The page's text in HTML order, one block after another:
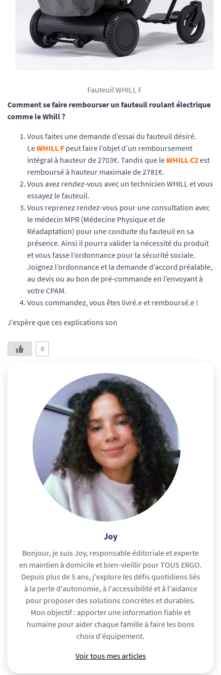
Fauteuil WHILL F
Comment se faire rembourser un fauteuil roulant électrique
comme le Whill ?
Vous faites une demande d’essai du fauteuil désiré.
LeWHILL F peut faire l’objet d’un remboursement
intégral à hauteur de 2703€. Tandis que leWHILL C2est
remboursé à hauteur maximale de 2781€.
Vous avez rendez-vous avec un technicien WHILL et vous
essayez le fauteuil.
Vous reprenez rendez-vous pour une consultation avec
le médecin MPR (Médecine Physique et de
Réadaptation) pour une conduite du fauteuil en sa
présence. Ainsi il pourra valider la nécessité du produit
et vous fasse l’ordonnance pour la sécurité sociale.
Joignez l’ordonnance et la demande d’accord préalable,
au devis ou au bon de pré-commande en l’envoyant à
votre CPAM.
Vous commandez, vous êtes livré.e et remboursé.e !
J’espère que ces explications son
0
Joy
Bonjour, je suis Joy, responsable éditoriale et experte
en maintien à domicile et bien-vieillir pour TOUS ERGO.
Depuis plus de 5 ans, j'explore les défis quotidiens liés
à la perte d'autonomie, à l'accessibilité et à l'aidance
pour proposer des solutions concrètes et durables.
Mon objectif : apporter une information fiable et
humaine pour aider chaque famille à faire les bons
choix d'équipement.
Voir tous mes articles